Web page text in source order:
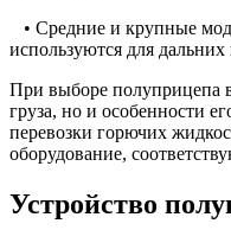
• Средние и крупные
используются для дальних
При выборе полуприцепа
груза, но и особенности
перевозки горючих
оборудование,
Устройство